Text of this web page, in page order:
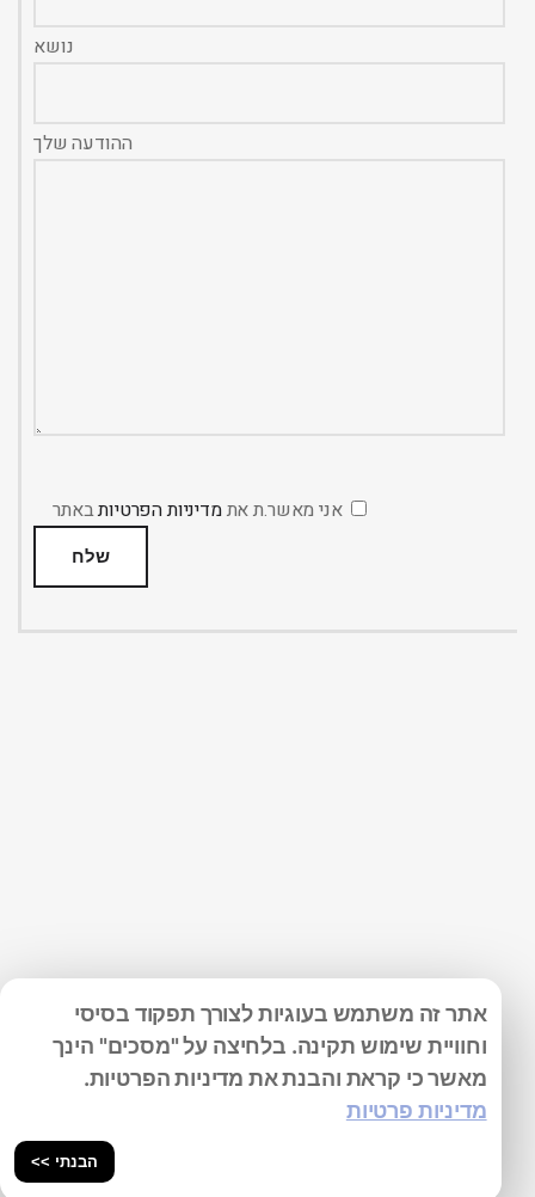
נושא
ההודעה שלך
אני מאשר.ת אתמדיניות הפרטיותבאתר
אתר זה משתמש בעוגיות לצורך תפקוד בסיסי
וחוויית שימוש תקינה. בלחיצה על "מסכים" הינך
מאשר כי קראת והבנת את מדיניות הפרטיות.
מדיניות פרטיות
הבנתי >>